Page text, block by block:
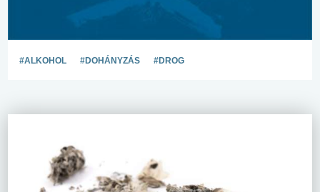
#ALKOHOL #DOHÁNYZÁS #DROG